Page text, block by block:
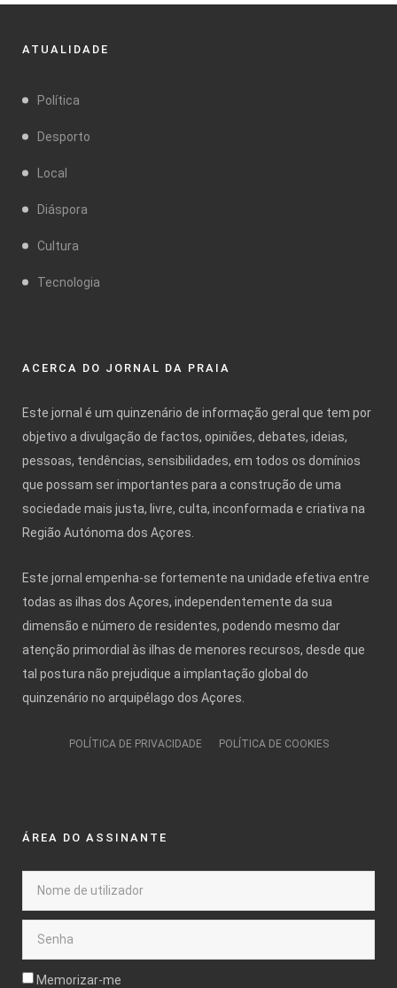
ATUALIDADE
Política
Desporto
Local
Diáspora
Cultura
Tecnologia
ACERCA DO JORNAL DA PRAIA
Este jornal é um quinzenário de informação geral que tem por
objetivo a divulgação de factos, opiniões, debates, ideias,
pessoas, tendências, sensibilidades, em todos os domínios
que possam ser importantes para a construção de uma
sociedade mais justa, livre, culta, inconformada e criativa na
Região Autónoma dos Açores.
Este jornal empenha-se fortemente na unidade efetiva entre
todas as ilhas dos Açores, independentemente da sua
dimensão e número de residentes, podendo mesmo dar
atenção primordial às ilhas de menores recursos, desde que
tal postura não prejudique a implantação global do
quinzenário no arquipélago dos Açores.
POLÍTICA DE PRIVACIDADE POLÍTICA DE COOKIES
ÁREA DO ASSINANTE
Memorizar-me